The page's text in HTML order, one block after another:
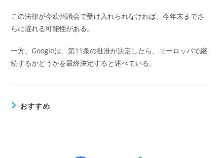
この法律が今欧州議会で受け入れられなければ、今年末までさ
らに遅れる可能性がある。
一方、Googleは、第11条の批准が決定したら、ヨーロッパで継
続するかどうかを最終決定すると述べている。
おすすめ